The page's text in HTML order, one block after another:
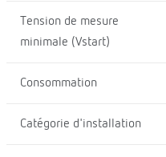
Tension de mesure
minimale (Vstart)
Consommation
Catégorie d'installation